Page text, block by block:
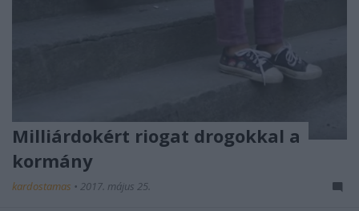
Milliárdokért riogat drogokkal a
kormány
kardostamas • 2017. május 25.